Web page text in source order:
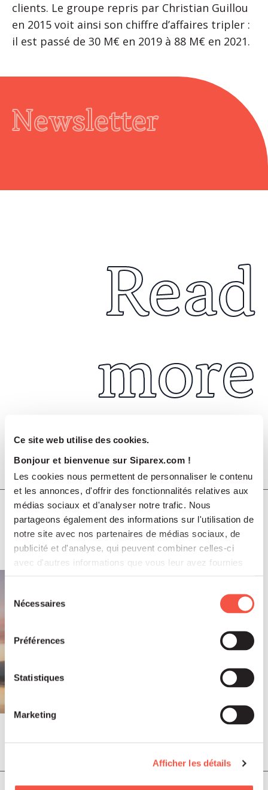
Ce site web utilise des cookies.
Bonjour et bienvenue sur Siparex.com !
Les cookies nous permettent de personnaliser le contenu
et les annonces, d'offrir des fonctionnalités relatives aux
médias sociaux et d'analyser notre trafic. Nous
partageons également des informations sur l'utilisation de
notre site avec nos partenaires de médias sociaux, de
publicité et d'analyse, qui peuvent combiner celles-ci
avec d'autres informations que vous leur avez fournies
Nécessaires
Préférences
Statistiques
Marketing
Afficher les détails
clients. Le groupe repris par Christian Guillou
en 2015 voit ainsi son chiffre d’affaires tripler :
il est passé de 30 M€ en 2019 à 88 M€ en 2021.
Newsletter
Read
more
Août 2026 PUBLICATIONS ET VIDÉOS
Rapport ESG & Climat 2025